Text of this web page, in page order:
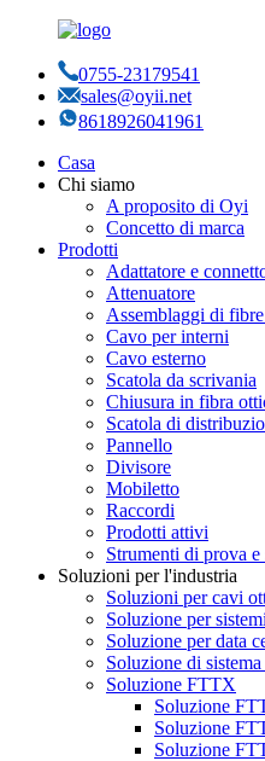
0755-23179541
sales@oyii.net
8618926041961
Casa
Chi siamo
A proposito di Oyi
Concetto di marca
Prodotti
Adattatore e
Attenuatore
Assemblaggi di
Cavo per interni
Cavo esterno
Scatola da scrivania
Chiusura in fibra
Scatola di
Pannello
Divisore
Mobiletto
Raccordi
Prodotti attivi
Strumenti di prova e
Soluzioni per l'industria
Soluzioni per cavi
Soluzione per
Soluzione per data
Soluzione di
Soluzione FTTX
Soluzione
Soluzione
Soluzione